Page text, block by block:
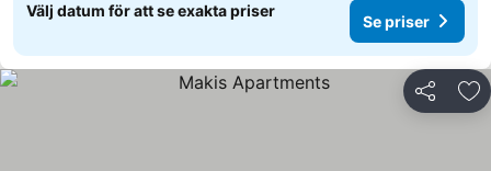
Välj datum för att se exakta priser
Se priser
Dela